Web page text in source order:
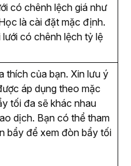
có chênh lệch giá như
là cài đặt mặc định.
lưới có chênh lệch tỷ lệ
thích của bạn. Xin lưu ý
áp dụng theo mặc
tối đa sẽ khác nhau
dịch. Bạn có thể tham
bẩy để xem đòn bẩy tối